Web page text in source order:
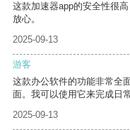
这款加速器app的安全性很
放心。
2025-09-13
游客
这款办公软件的功能非常全
面。我可以使用它来完成日
2025-09-13